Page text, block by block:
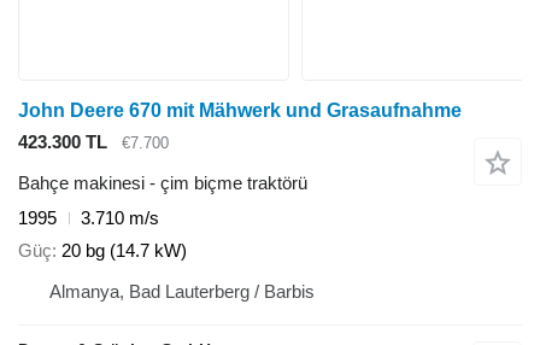
John Deere 670 mit Mähwerk und Grasaufnahme
423.300 TL
€7.700
Bahçe makinesi - çim biçme traktörü
1995
3.710 m/s
Güç 20 bg (14.7 kW)
Almanya, Bad Lauterberg / Barbis